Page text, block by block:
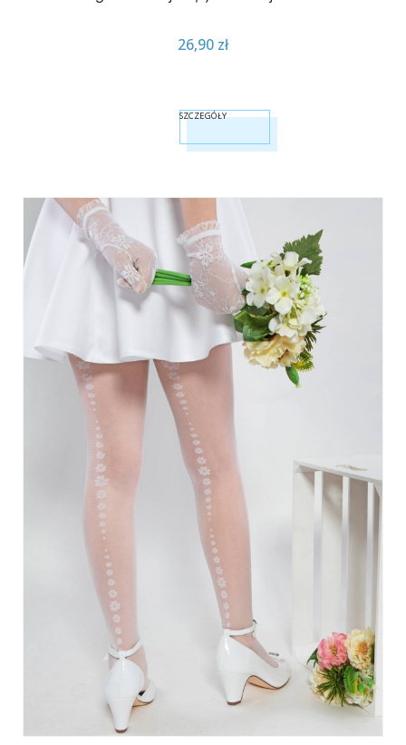
26,90 zł
SZCZEGÓŁY